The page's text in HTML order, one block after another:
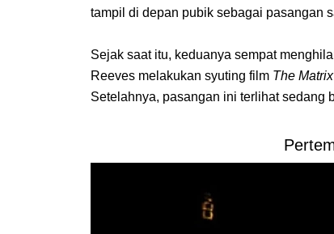
tampil di depan pubik sebagai pasangan
Sejak saat itu, keduanya sempat
Reeves melakukan syuting film The
Setelahnya, pasangan ini terlihat sedang